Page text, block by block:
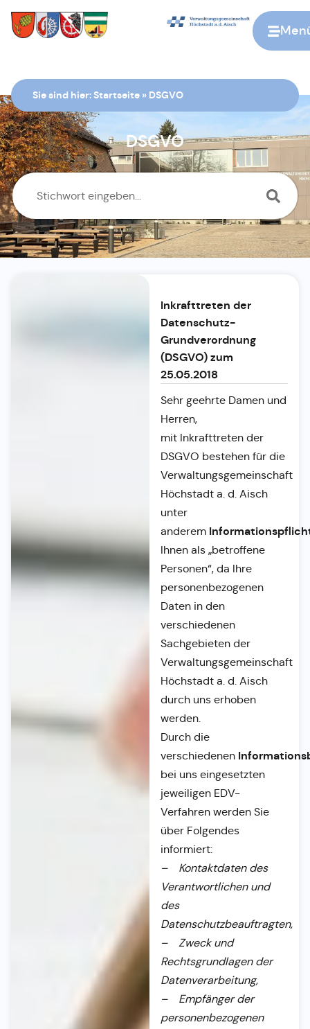
Sie sind hier:Startseite » DSGVO
DSGVO
Inkrafttreten der
Datenschutz-
Grundverordnung
(DSGVO) zum
25.05.2018
Sehr geehrte Damen und
Herren,
mit Inkrafttreten der
DSGVO bestehen für die
Verwaltungsgemeinschaft
Höchstadt a. d. Aisch
unter
anderem
Ihnen als „betroffene
Personen“, da Ihre
personenbezogenen
Daten in den
verschiedenen
Sachgebieten der
Verwaltungsgemeinschaft
Höchstadt a. d. Aisch
durch uns erhoben
werden.
Durch die
verschiedenen
bei uns eingesetzten
jeweiligen EDV-
Verfahren werden Sie
über Folgendes
informiert:
– Kontaktdaten des
Verantwortlichen und
des
Datenschutzbeauftragten,
– Zweck und
Rechtsgrundlagen der
Datenverarbeitung,
– Empfänger der
personenbezogenen